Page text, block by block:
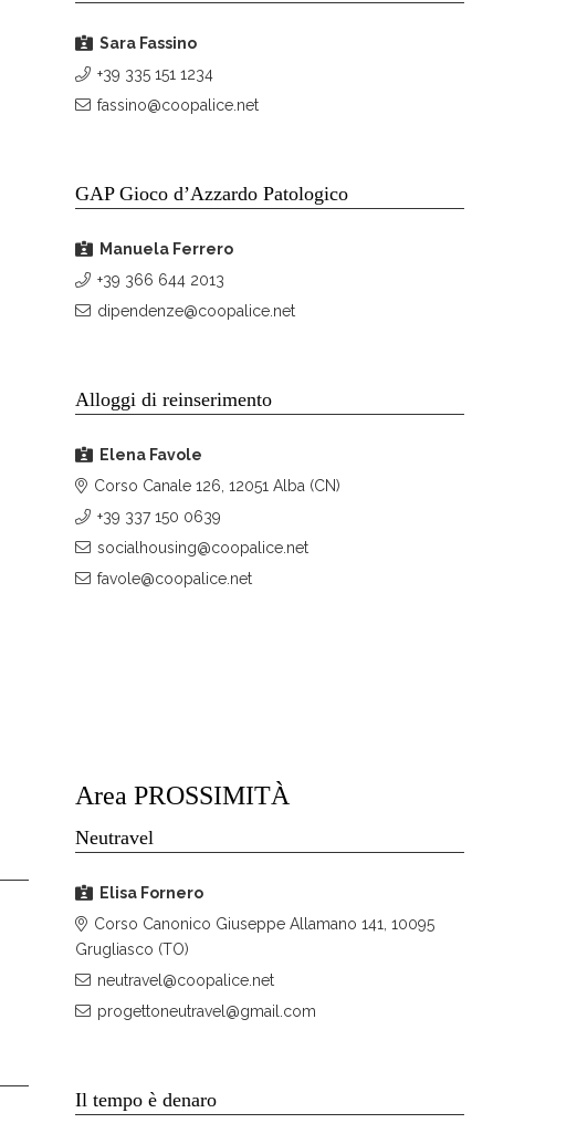
Sara Fassino
+39 335 151 1234
fassino@coopalice.net
GAP Gioco d’Azzardo Patologico
Manuela Ferrero
+39 366 644 2013
dipendenze@coopalice.net
Alloggi di reinserimento
Elena Favole
Corso Canale 126, 12051 Alba (CN)
+39 337 150 0639
socialhousing@coopalice.net
favole@coopalice.net
Area PROSSIMITÀ
Neutravel
Elisa Fornero
Corso Canonico Giuseppe Allamano 141, 10095
Grugliasco (TO)
neutravel@coopalice.net
progettoneutravel@gmail.com
Il tempo è denaro